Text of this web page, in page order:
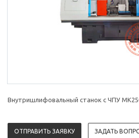
Внутришлифовальный станок с ЧПУ
ОТПРАВИТЬ ЗАЯВКУ ЗАДАТЬ